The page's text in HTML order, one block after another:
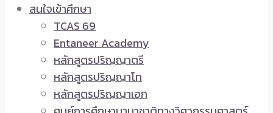
สนใจเข้าศึกษา
TCAS 69
Entaneer Academy
หลักสูตรปริญญาตรี
หลักสูตรปริญญาโท
หลักสูตรปริญญาเอก